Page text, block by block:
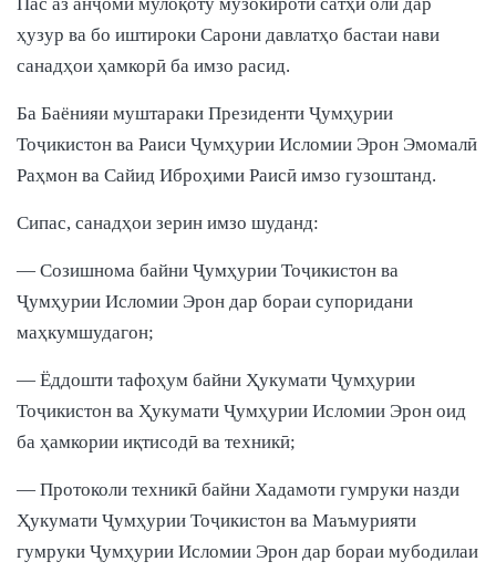
ҳузур ва бо иштироки Сарони давлатҳо бастаи нави
санадҳои ҳамкорӣ ба имзо расид.
Ба Баёнияи муштараки Президенти Ҷумҳурии
Тоҷикистон ва Раиси Ҷумҳурии Исломии Эрон Эмомалӣ
Раҳмон ва Сайид Иброҳими Раисӣ имзо гузоштанд.
Сипас, санадҳои зерин имзо шуданд:
— Созишнома байни Ҷумҳурии Тоҷикистон ва
Ҷумҳурии Исломии Эрон дар бораи супоридани
маҳкумшудагон;
— Ёддошти тафоҳум байни Ҳукумати Ҷумҳурии
Тоҷикистон ва Ҳукумати Ҷумҳурии Исломии Эрон оид
ба ҳамкории иқтисодӣ ва техникӣ;
— Протоколи техникӣ байни Хадамоти гумруки назди
Ҳукумати Ҷумҳурии Тоҷикистон ва Маъмурияти
гумруки Ҷумҳурии Исломии Эрон дар бораи мубодилаи